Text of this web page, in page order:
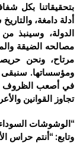
بتحقيقاتنا بكل
أدلة دامغة،
الدولة، وسينبذ
مصالحه الضيقة
مرتاح، ونحن
ومؤسساتها. سنبقى
في أصعب الظروف
تجاوز القوانين
“الوشوشات
وتابع: “أنتم حراس